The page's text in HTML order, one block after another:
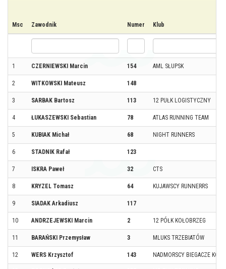
Msc Zawodnik Numer Klub
1 CZERNIEWSKI Marcin 154 AML SŁUPSK
2 WITKOWSKI Mateusz 148
3 SARBAK Bartosz 113 12 PUŁK LOGISTYCZNY
4 ŁUKASZEWSKI Sebastian 78 ATLAS RUNNING TEAM
5 KUBIAK Michał 68 NIGHT RUNNERS
6 STADNIK Rafał 123
7 ISKRA Paweł 32 CTS
8 KRYZEL Tomasz 64 KUJAWSCY RUNNERRS
9 SIADAK Arkadiusz 117
10 ANDRZEJEWSKI Marcin 2 12 PÓŁK KOŁOBRZEG
11 BARAŃSKI Przemysław 3 MLUKS TRZEBIATÓW
12 WERS Krzysztof 143 NADMORSCY BIEGACZE